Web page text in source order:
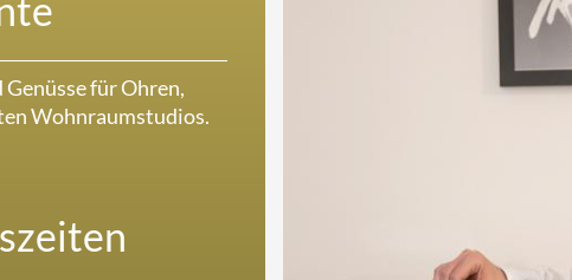
für Ohren,
Wohnraumstudios.